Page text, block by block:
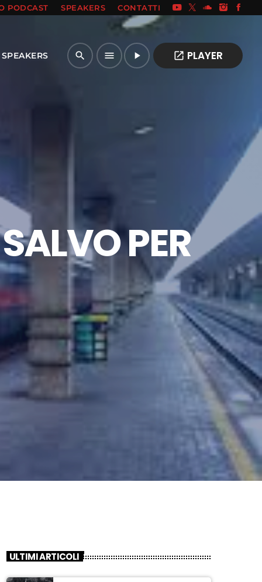
PODCAST SPEAKERS CONTATTI
SPEAKERS search menu play_arrow open_in_new PLAYER
PER
ULTIMI ARTICOLI